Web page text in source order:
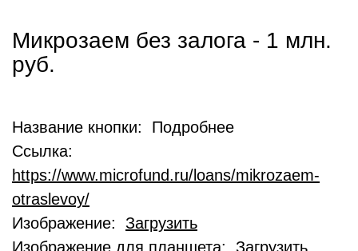
Микрозаем без залога - 1 млн.
руб.
Название кнопки: Подробнее
Ссылка:
https://www.microfund.ru/loans/mikrozaem-
otraslevoy/
Изображение: Загрузить
Изображение для планшета: Загрузить